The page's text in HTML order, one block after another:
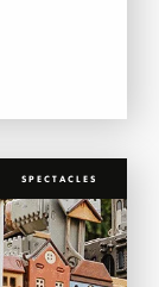
SPECTACLES